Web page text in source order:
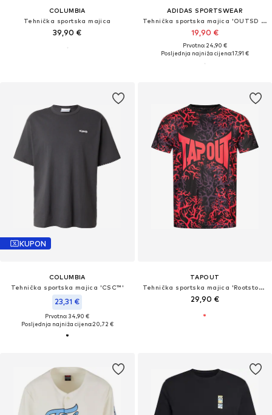
COLUMBIA
Tehnička sportska majica
39,90 €
ADIDAS SPORTSWEAR
Tehnička sportska majica 'OUTSD FALLS'
19,90 €
Prvotno: 24,90 €
Posljednja najniža cijena:17,91 €
KUPON
COLUMBIA
Tehnička sportska majica 'CSC™'
23,31 €
Prvotno: 34,90 €
Posljednja najniža cijena:20,72 €
TAPOUT
Tehnička sportska majica 'Rootstock'
29,90 €